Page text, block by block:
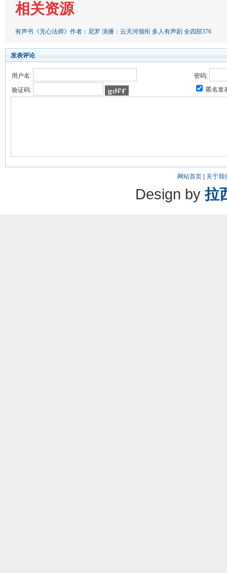
相关资源
有声书《无心法师》作者：尼罗 演播：云天河领衔 多人有声剧 全四部376
发表评论
用户名:
密码:
验证码:
匿名发
网站首页| 关于我
Design by拉